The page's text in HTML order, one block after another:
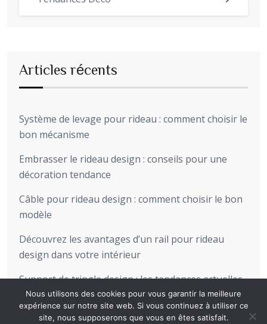
Articles récents
Système de levage pour rideau : comment choisir le
bon mécanisme
Embrasser le rideau design : conseils pour une
décoration tendance
Câble pour rideau design : comment choisir le bon
modèle
Découvrez les avantages d’un rail pour rideau
design dans votre intérieur
Support de tringle design : les tendances actuelles
pour sublimer votre intérieur
Nous utilisons des cookies pour vous garantir la meilleure
expérience sur notre site web. Si vous continuez à utiliser ce
site, nous supposerons que vous en êtes satisfait.